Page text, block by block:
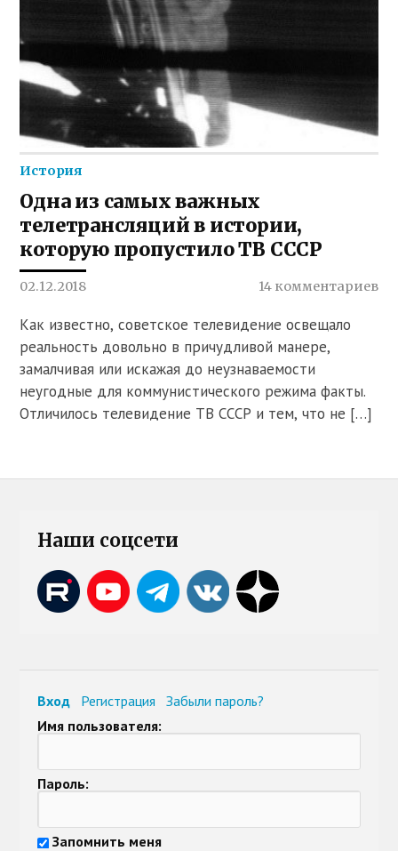
История
Одна из самых важных
телетрансляций в истории,
которую пропустило ТВ СССР
02.12.2018 14 комментариев
Как известно, советское телевидение освещало
реальность довольно в причудливой манере,
замалчивая или искажая до неузнаваемости
неугодные для коммунистического режима факты.
Отличилось телевидение ТВ СССР и тем, что не […]
Наши соцсети
Вход Регистрация
Забыли пароль?
Имя пользователя:
Пароль:
Запомнить меня